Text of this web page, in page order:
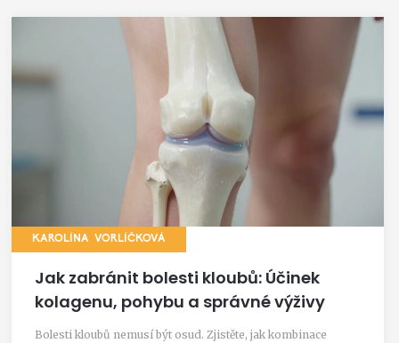
KAROLÍNA VORLÍČKOVÁ
Jak zabránit bolesti kloubů: Účinek
kolagenu, pohybu a správné výživy
Bolesti kloubů nemusí být osud. Zjistěte, jak kombinace